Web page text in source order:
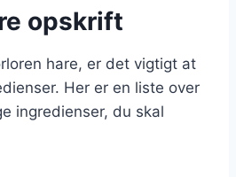
opskrift
hare, er det vigtigt at
Her er en liste over
ingredienser, du skal